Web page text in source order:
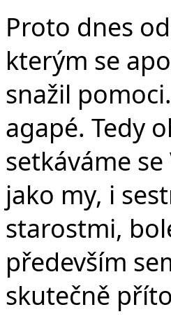
Proto dnes
kterým se
snažil
agapé. Tedy
setkáváme
jako my, i
starostmi,
především
skutečně